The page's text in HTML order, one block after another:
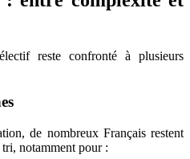
reste confronté à plusieurs
de nombreux Français restent
notamment pour :